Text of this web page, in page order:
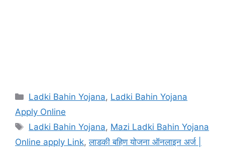
Categories
Ladki Bahin Yojana, Ladki Bahin Yojana
Apply Online
Tags
Ladki Bahin Yojana, Mazi Ladki Bahin Yojana
Online apply Link,लाडकी बहिण योजना ऑनलाइन अर्ज |